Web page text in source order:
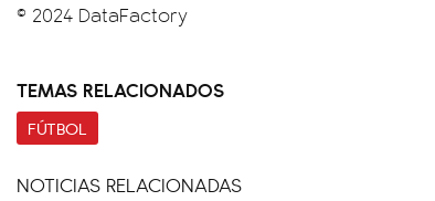
© 2024 DataFactory
TEMAS RELACIONADOS
FÚTBOL
NOTICIAS RELACIONADAS